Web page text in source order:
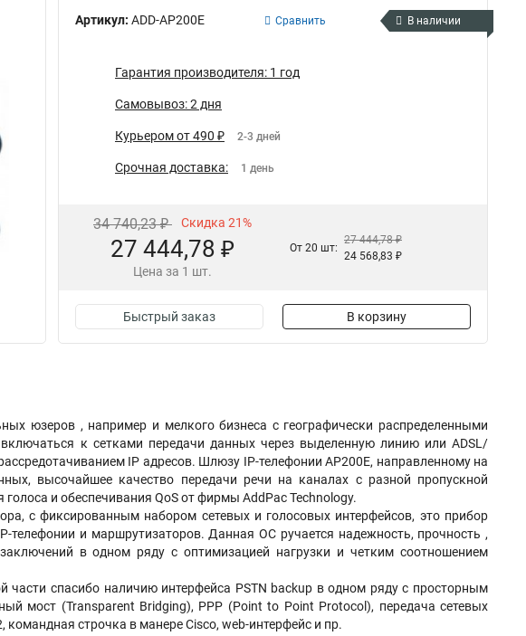
Артикул: ADD-AP200E Сравнить В наличии
Гарантия производителя: 1 год
Самовывоз: 2 дня
Курьером от 490 ₽ 2-3 дней
Срочная доставка: 1 день
34 740,23 ₽ Скидка 21%
27 444,78 ₽
Цена за 1 шт.
От 20 шт:
27 444,78 ₽
24 568,83 ₽
Быстрый заказ В корзину
юзеров , например и мелкого бизнеса с географически распределенными
к сетками передачи данных через выделенную линию или ADSL/
IP адресов. Шлюзу IP-телефонии AP200E, направленному на
высочайшее качество передачи речи на каналах с разной пропускной
и обеспечивания QoS от фирмы AddPac Technology.
с фиксированным набором сетевых и голосовых интерфейсов, это прибор
и маршрутизаторов. Данная ОС ручается надежность, прочность ,
в одном ряду с оптимизацией нагрузки и четким соотношением
спасибо наличию интерфейса PSTN backup в одном ряду с просторным
мост (Transparent Bridging), PPP (Point to Point Protocol), передача сетевых
командная строчка в манере Cisco, web-интерфейс и пр.